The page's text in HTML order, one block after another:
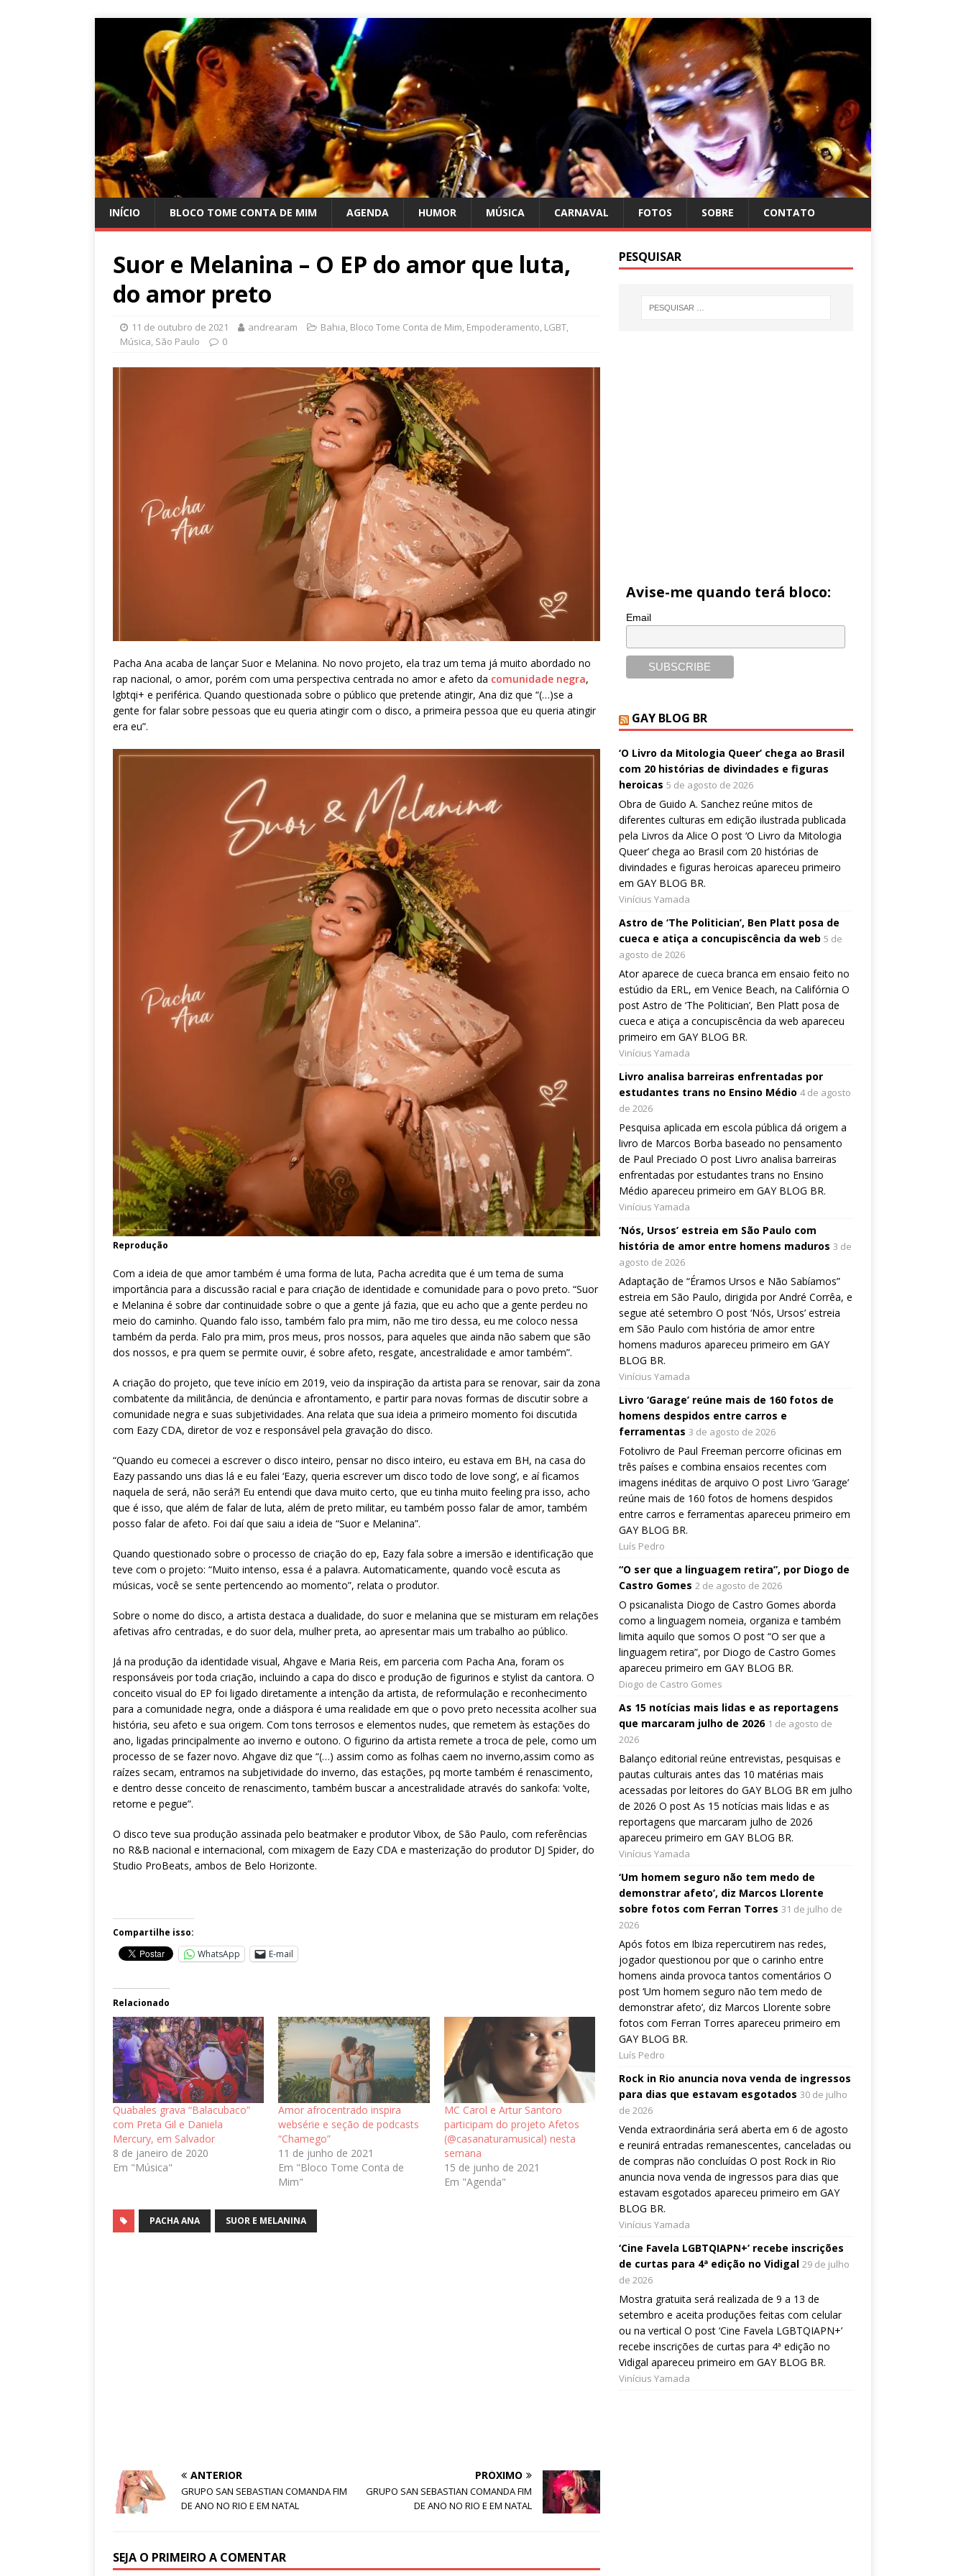
INÍCIO BLOCO TOME CONTA DE MIM AGENDA HUMOR MÚSICA CARNAVAL FOTOS SOBRE CONTATO
Suor e Melanina – O EP do amor que luta,
do amor preto
11 de outubro de 2021 andrearam Bahia, Bloco Tome Conta de Mim, Empoderamento, LGBT,
Música, São Paulo 0
Pacha Ana acaba de lançar Suor e Melanina. No novo projeto, ela traz um tema já muito abordado no
rap nacional, o amor, porém com uma perspectiva centrada no amor e afeto da comunidade negra,
lgbtqi+ e periférica. Quando questionada sobre o público que pretende atingir, Ana diz que “(…)se a
gente for falar sobre pessoas que eu queria atingir com o disco, a primeira pessoa que eu queria atingir
era eu”.
Reprodução
Com a ideia de que amor também é uma forma de luta, Pacha acredita que é um tema de suma
importância para a discussão racial e para criação de identidade e comunidade para o povo preto. “Suor
e Melanina é sobre dar continuidade sobre o que a gente já fazia, que eu acho que a gente perdeu no
meio do caminho. Quando falo isso, também falo pra mim, não me tiro dessa, eu me coloco nessa
também da perda. Falo pra mim, pros meus, pros nossos, para aqueles que ainda não sabem que são
dos nossos, e pra quem se permite ouvir, é sobre afeto, resgate, ancestralidade e amor também”.
A criação do projeto, que teve início em 2019, veio da inspiração da artista para se renovar, sair da zona
combatente da militância, de denúncia e afrontamento, e partir para novas formas de discutir sobre a
comunidade negra e suas subjetividades. Ana relata que sua ideia a primeiro momento foi discutida
com Eazy CDA, diretor de voz e responsável pela gravação do disco.
“Quando eu comecei a escrever o disco inteiro, pensar no disco inteiro, eu estava em BH, na casa do
Eazy passando uns dias lá e eu falei ‘Eazy, queria escrever um disco todo de love song’, e aí ficamos
naquela de será, não será?! Eu entendi que dava muito certo, que eu tinha muito feeling pra isso, acho
que é isso, que além de falar de luta, além de preto militar, eu também posso falar de amor, também
posso falar de afeto. Foi daí que saiu a ideia de “Suor e Melanina”.
Quando questionado sobre o processo de criação do ep, Eazy fala sobre a imersão e identificação que
teve com o projeto: “Muito intenso, essa é a palavra. Automaticamente, quando você escuta as
músicas, você se sente pertencendo ao momento”, relata o produtor.
Sobre o nome do disco, a artista destaca a dualidade, do suor e melanina que se misturam em relações
afetivas afro centradas, e do suor dela, mulher preta, ao apresentar mais um trabalho ao público.
Já na produção da identidade visual, Ahgave e Maria Reis, em parceria com Pacha Ana, foram os
responsáveis por toda criação, incluindo a capa do disco e produção de figurinos e stylist da cantora. O
conceito visual do EP foi ligado diretamente a intenção da artista, de reformulação e reconhecimento
para a comunidade negra, onde a diáspora é uma realidade em que o povo preto necessita acolher sua
história, seu afeto e sua origem. Com tons terrosos e elementos nudes, que remetem às estações do
ano, ligadas principalmente ao inverno e outono. O figurino da artista remete a troca de pele, como um
processo de se fazer novo. Ahgave diz que “(…) assim como as folhas caem no inverno,assim como as
raízes secam, entramos na subjetividade do inverno, das estações, pq morte também é renascimento,
e dentro desse conceito de renascimento, também buscar a ancestralidade através do sankofa: ‘volte,
retorne e pegue”.
O disco teve sua produção assinada pelo beatmaker e produtor Vibox, de São Paulo, com referências
no R&B nacional e internacional, com mixagem de Eazy CDA e masterização do produtor DJ Spider, do
Studio ProBeats, ambos de Belo Horizonte.
Compartilhe isso:
WhatsApp
E-mail
Relacionado
Quabales grava “Balacubaco”
com Preta Gil e Daniela
Mercury, em Salvador
8 de janeiro de 2020
Em "Música"
Amor afrocentrado inspira
websérie e seção de podcasts
“Chamego”
11 de junho de 2021
Em "Bloco Tome Conta de
Mim"
MC Carol e Artur Santoro
participam do projeto Afetos
(@casanaturamusical) nesta
semana
15 de junho de 2021
Em "Agenda"
PACHA ANA SUOR E MELANINA
ANTERIOR
GRUPO SAN SEBASTIAN COMANDA FIM
DE ANO NO RIO E EM NATAL
PRÓXIMO
GRUPO SAN SEBASTIAN COMANDA FIM
DE ANO NO RIO E EM NATAL
SEJA O PRIMEIRO A COMENTAR
PESQUISAR
Avise-me quando terá bloco:
Email
GAY BLOG BR
‘O Livro da Mitologia Queer’ chega ao Brasil
com 20 histórias de divindades e figuras
heroicas 5 de agosto de 2026
Obra de Guido A. Sanchez reúne mitos de
diferentes culturas em edição ilustrada publicada
pela Livros da Alice O post ‘O Livro da Mitologia
Queer’ chega ao Brasil com 20 histórias de
divindades e figuras heroicas apareceu primeiro
em GAY BLOG BR.
Vinícius Yamada
Astro de ‘The Politician’, Ben Platt posa de
cueca e atiça a concupiscência da web 5 de
agosto de 2026
Ator aparece de cueca branca em ensaio feito no
estúdio da ERL, em Venice Beach, na Califórnia O
post Astro de ‘The Politician’, Ben Platt posa de
cueca e atiça a concupiscência da web apareceu
primeiro em GAY BLOG BR.
Vinícius Yamada
Livro analisa barreiras enfrentadas por
estudantes trans no Ensino Médio 4 de agosto
de 2026
Pesquisa aplicada em escola pública dá origem a
livro de Marcos Borba baseado no pensamento
de Paul Preciado O post Livro analisa barreiras
enfrentadas por estudantes trans no Ensino
Médio apareceu primeiro em GAY BLOG BR.
Vinícius Yamada
‘Nós, Ursos’ estreia em São Paulo com
história de amor entre homens maduros 3 de
agosto de 2026
Adaptação de “Éramos Ursos e Não Sabíamos”
estreia em São Paulo, dirigida por André Corrêa, e
segue até setembro O post ‘Nós, Ursos’ estreia
em São Paulo com história de amor entre
homens maduros apareceu primeiro em GAY
BLOG BR.
Vinícius Yamada
Livro ‘Garage’ reúne mais de 160 fotos de
homens despidos entre carros e
ferramentas 3 de agosto de 2026
Fotolivro de Paul Freeman percorre oficinas em
três países e combina ensaios recentes com
imagens inéditas de arquivo O post Livro ‘Garage’
reúne mais de 160 fotos de homens despidos
entre carros e ferramentas apareceu primeiro em
GAY BLOG BR.
Luís Pedro
“O ser que a linguagem retira”, por Diogo de
Castro Gomes 2 de agosto de 2026
O psicanalista Diogo de Castro Gomes aborda
como a linguagem nomeia, organiza e também
limita aquilo que somos O post “O ser que a
linguagem retira”, por Diogo de Castro Gomes
apareceu primeiro em GAY BLOG BR.
Diogo de Castro Gomes
As 15 notícias mais lidas e as reportagens
que marcaram julho de 2026 1 de agosto de
2026
Balanço editorial reúne entrevistas, pesquisas e
pautas culturais antes das 10 matérias mais
acessadas por leitores do GAY BLOG BR em julho
de 2026 O post As 15 notícias mais lidas e as
reportagens que marcaram julho de 2026
apareceu primeiro em GAY BLOG BR.
Vinícius Yamada
‘Um homem seguro não tem medo de
demonstrar afeto’, diz Marcos Llorente
sobre fotos com Ferran Torres 31 de julho de
2026
Após fotos em Ibiza repercutirem nas redes,
jogador questionou por que o carinho entre
homens ainda provoca tantos comentários O
post ‘Um homem seguro não tem medo de
demonstrar afeto’, diz Marcos Llorente sobre
fotos com Ferran Torres apareceu primeiro em
GAY BLOG BR.
Luís Pedro
Rock in Rio anuncia nova venda de ingressos
para dias que estavam esgotados 30 de julho
de 2026
Venda extraordinária será aberta em 6 de agosto
e reunirá entradas remanescentes, canceladas ou
de compras não concluídas O post Rock in Rio
anuncia nova venda de ingressos para dias que
estavam esgotados apareceu primeiro em GAY
BLOG BR.
Vinícius Yamada
‘Cine Favela LGBTQIAPN+’ recebe inscrições
de curtas para 4ª edição no Vidigal 29 de julho
de 2026
Mostra gratuita será realizada de 9 a 13 de
setembro e aceita produções feitas com celular
ou na vertical O post ‘Cine Favela LGBTQIAPN+’
recebe inscrições de curtas para 4ª edição no
Vidigal apareceu primeiro em GAY BLOG BR.
Vinícius Yamada